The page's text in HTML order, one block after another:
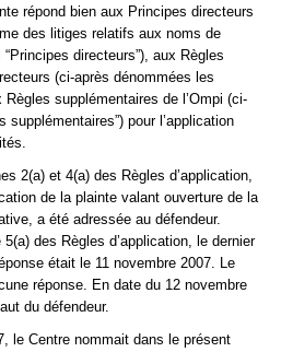
répond bien aux Principes directeurs
des litiges relatifs aux noms de
directeurs”), aux Règles
(ci-après dénommées les
Règles supplémentaires de l’Ompi (ci-
supplémentaires”) pour l’application
2(a) et 4(a) des Règles d’application,
de la plainte valant ouverture de la
a été adressée au défendeur.
des Règles d’application, le dernier
était le 11 novembre 2007. Le
réponse. En date du 12 novembre
du défendeur.
le Centre nommait dans le présent